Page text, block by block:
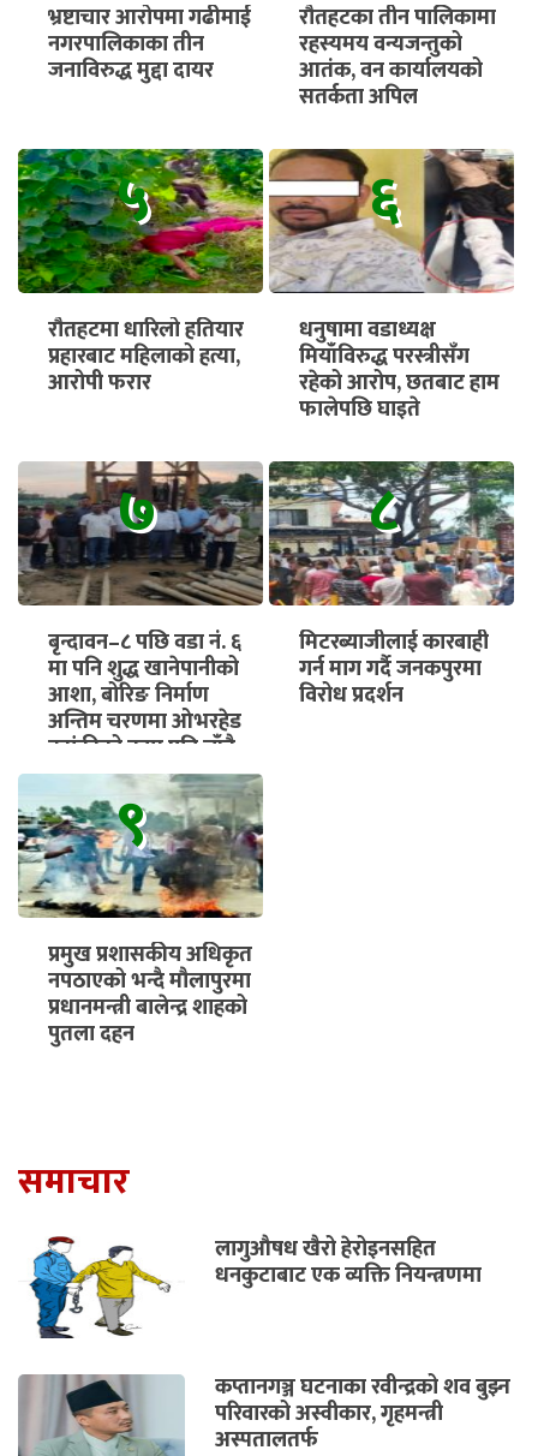
भ्रष्टाचार आरोपमा गढीमाई
नगरपालिकाका तीन
जनाविरुद्ध मुद्दा दायर
रौतहटका तीन पालिकामा
रहस्यमय वन्यजन्तुको
आतंक, वन कार्यालयको
सतर्कता अपिल
५
रौतहटमा धारिलो हतियार
प्रहारबाट महिलाको हत्या,
आरोपी फरार
६
धनुषामा वडाध्यक्ष
मियाँविरुद्ध परस्त्रीसँग
रहेको आरोप, छतबाट हाम
फालेपछि घाइते
७
बृन्दावन–८ पछि वडा नं. ६
मा पनि शुद्ध खानेपानीको
आशा, बोरिङ निर्माण
अन्तिम चरणमा ओभरहेड
ट्यांकीको काम पनि चाँडै
सुरु हुने
८
मिटरब्याजीलाई कारबाही
गर्न माग गर्दै जनकपुरमा
विरोध प्रदर्शन
९
प्रमुख प्रशासकीय अधिकृत
नपठाएको भन्दै मौलापुरमा
प्रधानमन्त्री बालेन्द्र शाहको
पुतला दहन
समाचार
लागुऔषध खैरो हेरोइनसहित
धनकुटाबाट एक व्यक्ति नियन्त्रणमा
कप्तानगञ्ज घटनाका रवीन्द्रको शव बुझ्न
परिवारको अस्वीकार, गृहमन्त्री
अस्पतालतर्फ